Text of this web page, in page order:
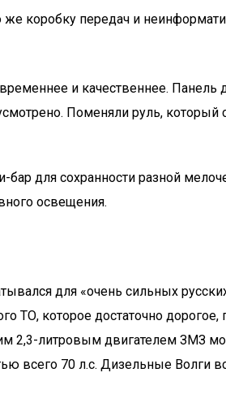
коробку передач и
и качественнее. Панель
Поменяли руль, который
для сохранности разной
освещения.
для «очень сильных
ТО, которое достаточно
2,3-литровым двигателем ЗМЗ
всего 70 л.с. Дизельные Волги